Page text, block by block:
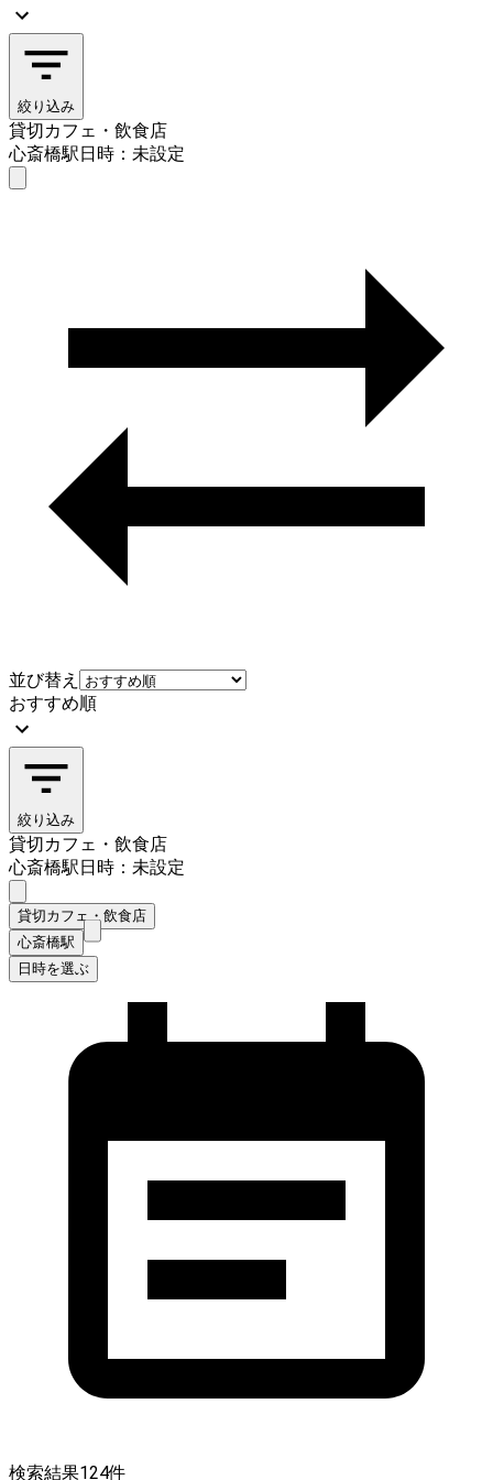
絞り込み
貸切カフェ・飲食店
心斎橋駅日時：未設定
並び替え
おすすめ順
絞り込み
貸切カフェ・飲食店
心斎橋駅日時：未設定
貸切カフェ・飲食店
心斎橋駅
日時を選ぶ
検索結果124件